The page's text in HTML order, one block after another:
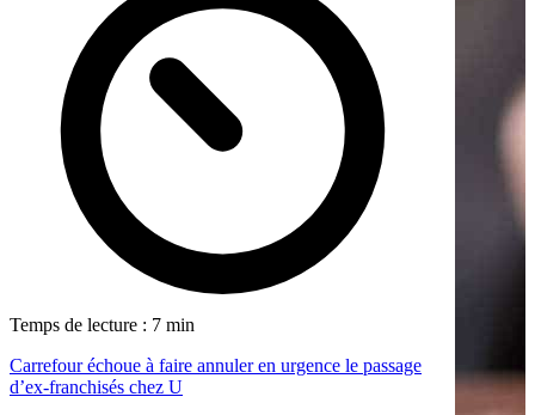
Temps de lecture : 7 min
Carrefour échoue à faire annuler en urgence le passage
d’ex-franchisés chez U